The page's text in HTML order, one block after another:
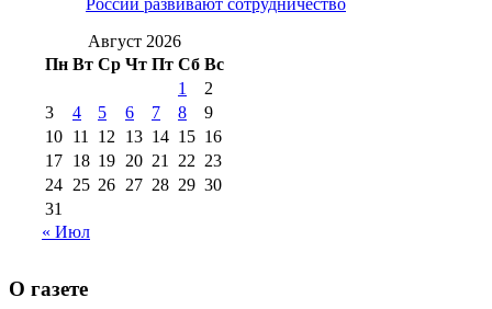
2017 г(9)
№99 4 августа
2016 г(12) №99 8 июля 2014 г
августа 2012 г(11)
августа 2013 г
(12)
России развивают сотрудничество
Август 2026
Пн Вт Ср Чт Пт Сб Вс
1
2
3
4 5 6 7 8
9
10 11 12 13 14 15 16
17 18 19 20 21 22 23
24 25 26 27 28 29 30
31
« Июл
О газете